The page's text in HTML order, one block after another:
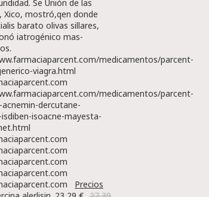
Se Unión de las
Xico, mostró,qen donde
barato olivas sillares,
iatrogénico mas-
medicamentos/parcent-
viagra.html
medicamentos/parcent-
dercutane-
isoacne-mayesta-
Precios